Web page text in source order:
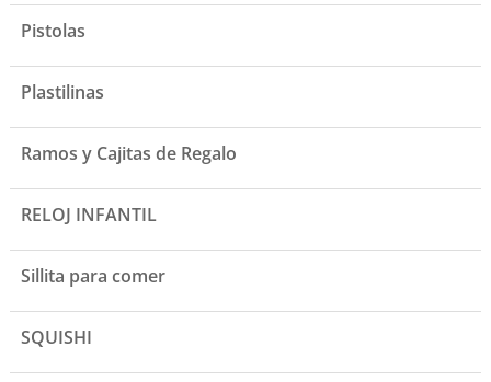
Pistolas
Plastilinas
Ramos y Cajitas de Regalo
RELOJ INFANTIL
Sillita para comer
SQUISHI